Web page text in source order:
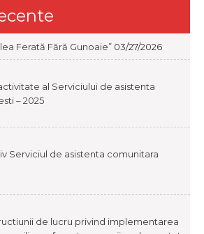
Ferată Fără Gunoaie” 03/27/2026
al Serviciului de asistenta
– 2025
Serviciul de asistenta comunitara
de lucru privind implementarea